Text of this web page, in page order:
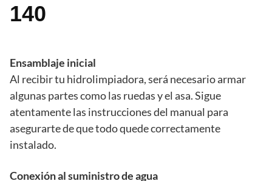
140
Ensamblaje inicial
Al recibir tu hidrolimpiadora, será necesario armar
algunas partes como las ruedas y el asa. Sigue
atentamente las instrucciones del manual para
asegurarte de que todo quede correctamente
instalado.
Conexión al suministro de agua